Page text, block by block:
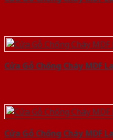
Cửa Gỗ Chống Cháy MDF
Cửa Gỗ Chống Cháy MDF